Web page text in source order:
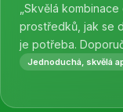
„Skvělá
prostředků, jak se
je potřeba.
Jednoduchá, skvělá